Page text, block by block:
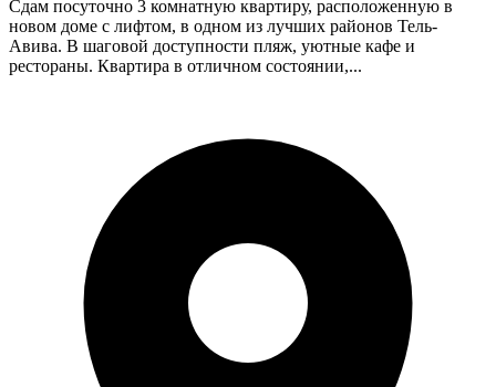
Сдам посуточно 3 комнатную квартиру, расположенную в
новом доме с лифтом, в одном из лучших районов Тель-
Авива. В шаговой доступности пляж, уютные кафе и
рестораны. Квартира в отличном состоянии,...